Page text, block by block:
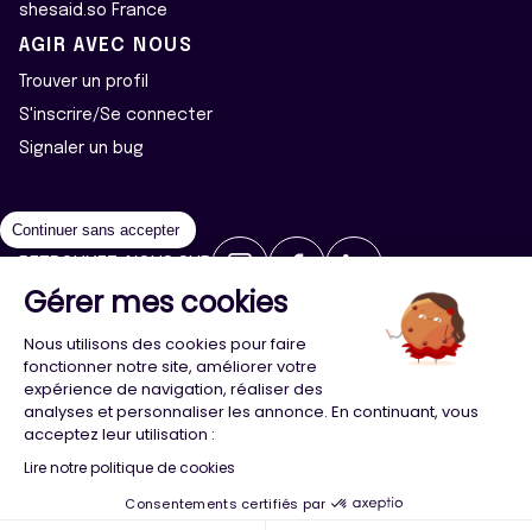
shesaid.so France
AGIR AVEC NOUS
Trouver un profil
S'inscrire/Se connecter
Signaler un bug
2026 ©Majeur·e·s - Tous droits réservés
Politique de confidentialité
Cookies
Conception Agence Adeliom
Continuer sans accepter
Gérer mes cookies
Nous utilisons des cookies pour faire
fonctionner notre site, améliorer votre
expérience de navigation, réaliser des
analyses et personnaliser les annonce. En continuant, vous
acceptez leur utilisation :
Lire notre politique de cookies
Consentements certifiés par